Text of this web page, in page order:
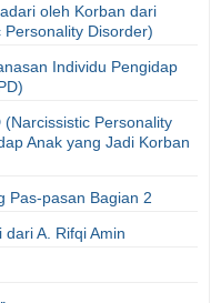
oleh Korban dari
Disorder)
Individu Pengidap
Personality
Anak yang Jadi Korban
Pas-pasan Bagian 2
A. Rifqi Amin